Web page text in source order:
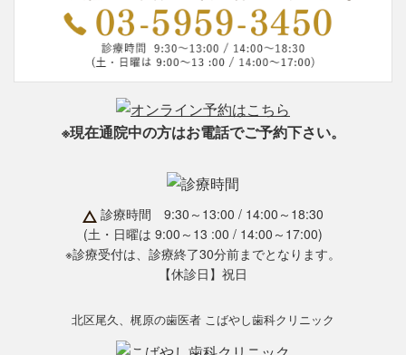
※現在通院中の方はお電話でご予約下さい。
診療時間 9:30～13:00 / 14:00～18:30
(土・日曜は 9:00～13 :00 / 14:00～17:00)
※診療受付は、診療終了30分前までとなります。
【休診日】祝日
北区尾久、梶原の歯医者 こばやし歯科クリニック